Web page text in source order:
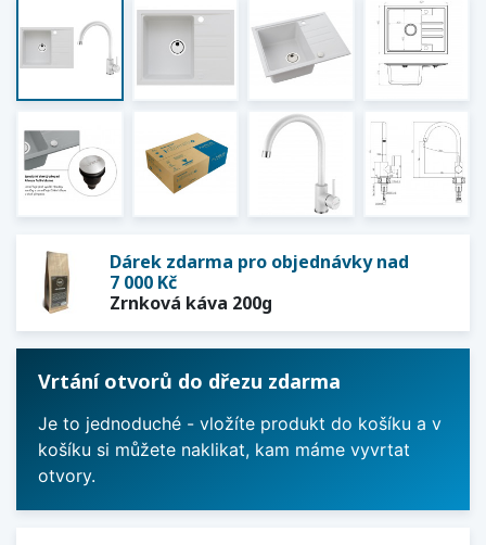
Dárek zdarma pro objednávky nad
7 000 Kč
Zrnková káva 200g
Vrtání otvorů do dřezu zdarma
Je to jednoduché - vložíte produkt do košíku a v
košíku si můžete naklikat, kam máme vyvrtat
otvory.